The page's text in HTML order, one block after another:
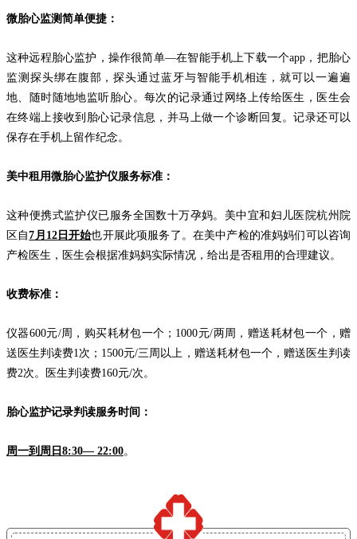
微胎心监测简单便捷：
这种远程胎心监护，操作很简单—在智能手机上下载一个app，把胎心
监测探头绑在腹部，探头通过蓝牙与智能手机相连，就可以一遍遍
地、随时随地地监听胎心。每次的记录通过网络上传给医生，医生会
在终端上接收到胎心记录信息，并马上做一个诊断回复。记录还可以
保存在手机上留作纪念。
美中租用微胎心监护仪服务标准：
这种便携式监护仪已服务全国数十万孕妈。美中宜和妇儿医院杭州院
区自7月12日开始也开展此项服务了。在美中产检的准妈妈们可以咨询
产检医生，医生会根据准妈妈实际情况，给出是否租用的合理建议。
收费标准：
仪器600元/周，购买耗材包一个；1000元/两周，赠送耗材包一个，赠
送医生判读费1次；1500元/三周以上，赠送耗材包一个，赠送医生判读
费2次。医生判读费160元/次。
胎心监护记录判读服务时间：
周一到周日8:30— 22:00。